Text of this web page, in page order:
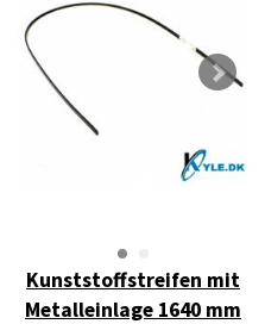
Kunststoffstreifen mit
Metalleinlage 1640 mm